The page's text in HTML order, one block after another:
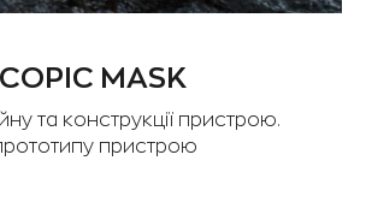
MASK
та конструкції пристрою.
пристрою